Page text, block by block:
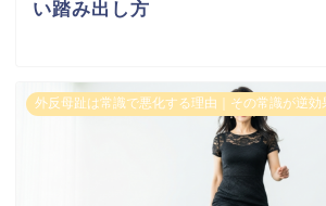
い踏み出し方
外反母趾は常識で悪化する理由｜その常識が逆効